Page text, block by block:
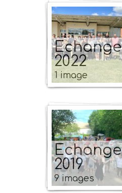
Echange
2022
1 image
Echange
2019
9 images